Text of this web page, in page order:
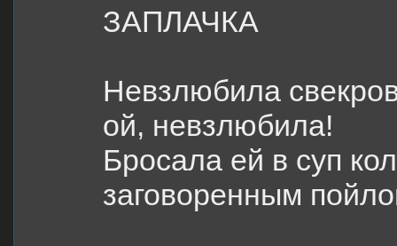
ЗАПЛАЧКА
Невзлюбила
ой, невзлюбила!
Бросала ей в суп
заговоренным